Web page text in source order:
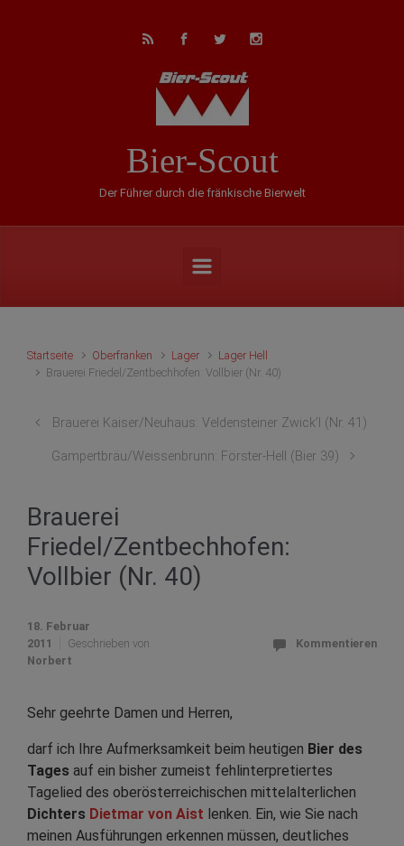
Bier-Scout
Der Führer durch die fränkische Bierwelt
Startseite Oberfranken Lager
Lager Hell
Brauerei Friedel/Zentbechhofen: Vollbier (Nr. 40)
Brauerei Kaiser/Neuhaus: Veldensteiner Zwick’l (Nr. 41)
Gampertbräu/Weissenbrunn: Förster-Hell (Bier 39)
Brauerei
Friedel/Zentbechhofen:
Vollbier (Nr. 40)
18. Februar
2011
Geschrieben von
Norbert
Kommentieren
Sehr geehrte Damen und Herren,
darf ich Ihre Aufmerksamkeit beim heutigen Bier des
Tages auf ein bisher zumeist fehlinterpretiertes
Tagelied des oberösterreichischen mittelalterlichen
Dichters Dietmar von Aist lenken. Ein, wie Sie nach
meinen Ausführungen erkennen müssen, deutliches